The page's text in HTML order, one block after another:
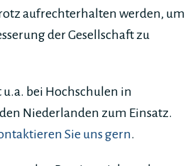
aufrechterhalten werden, um
der Gesellschaft zu
bei Hochschulen in
Niederlanden zum Einsatz.
Sie uns gern.